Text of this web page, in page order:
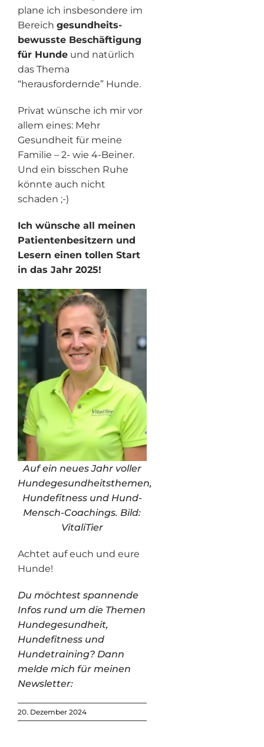
plane ich insbesondere im
Bereich gesundheits-
bewusste Beschäftigung
für Hunde und natürlich
das Thema
“herausfordernde” Hunde.
Privat wünsche ich mir vor
allem eines: Mehr
Gesundheit für meine
Familie – 2- wie 4-Beiner.
Und ein bisschen Ruhe
könnte auch nicht
schaden ;-)
Ich wünsche all meinen
Patientenbesitzern und
Lesern einen tollen Start
in das Jahr 2025!
Auf ein neues Jahr voller
Hundegesundheitsthemen,
Hundefitness und Hund-
Mensch-Coachings. Bild:
VitaliTier
Achtet auf euch und eure
Hunde!
Du möchtest spannende
Infos rund um die Themen
Hundegesundheit,
Hundefitness und
Hundetraining? Dann
melde mich für meinen
Newsletter:
20. Dezember 2024